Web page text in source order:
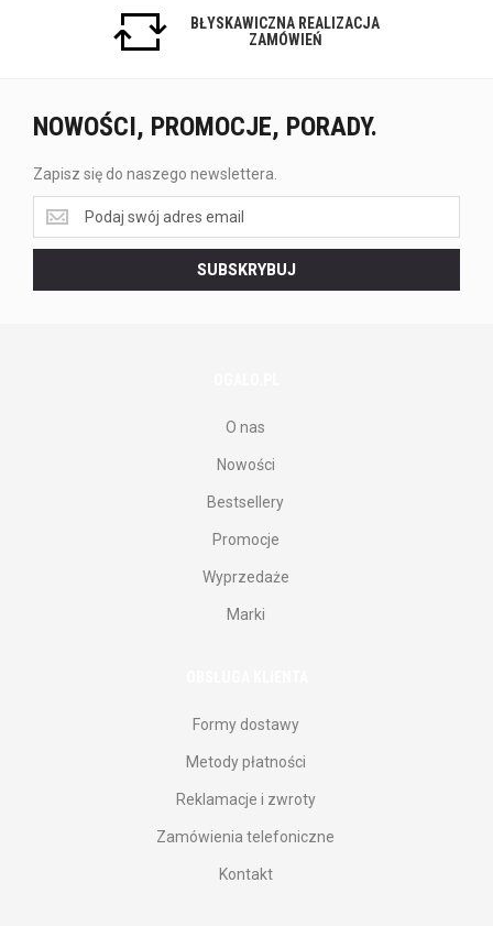
BŁYSKAWICZNA REALIZACJA
ZAMÓWIEŃ
NOWOŚCI, PROMOCJE, PORADY.
Zapisz się do naszego newslettera.
Zapisz
się
do
newslettera.
SUBSKRYBUJ
O nas
Nowości
Bestsellery
Promocje
Wyprzedaże
Marki
Formy dostawy
Metody płatności
Reklamacje i zwroty
Zamówienia telefoniczne
Kontakt